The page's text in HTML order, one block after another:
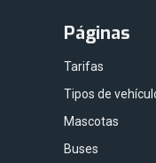
Páginas
Tarifas
Tipos de
Mascotas
Buses